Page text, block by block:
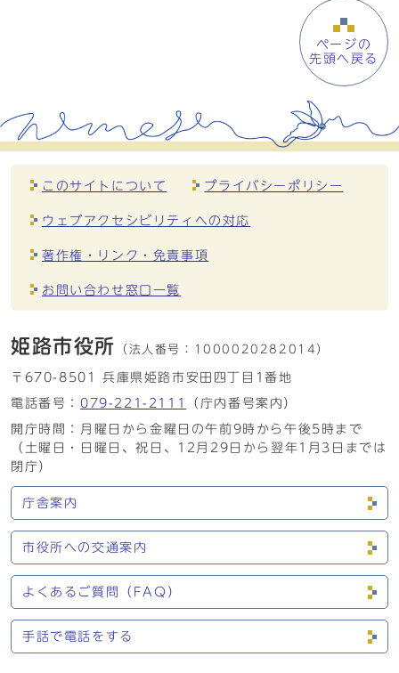
ページの
先頭へ戻る
このサイトについて プライバシーポリシー
ウェブアクセシビリティへの対応
著作権・リンク・免責事項
お問い合わせ窓口一覧
姫路市役所 （法人番号： 1000020282014）
〒670-8501 兵庫県姫路市安田四丁目1番地
電話番号： 079-221-2111
（庁内番号案内）
開庁時間：月曜日から金曜日の午前9時から午後5時まで
（土曜日・日曜日、祝日、12月29日から翌年1月3日までは
閉庁）
庁舎案内
市役所への交通案内
よくあるご質問（FAQ）
手話で電話をする